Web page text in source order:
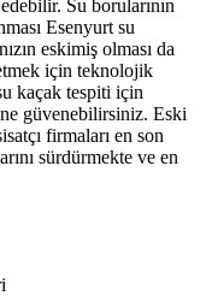
Su borularının
Esenyurt su
eskimiş olması da
için teknolojik
kaçak tespiti için
güvenebilirsiniz. Eski
firmaları en son
sürdürmekte ve en